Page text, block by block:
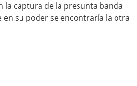
la captura de la presunta banda
en su poder se encontraría la otra